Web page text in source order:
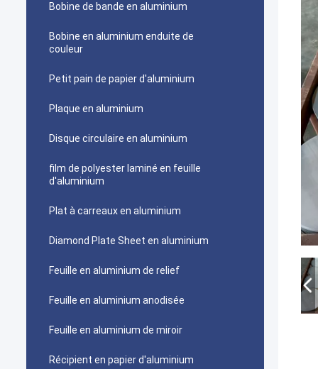
Bobine de bande en aluminium
Bobine en aluminium enduite de
couleur
Petit pain de papier d'aluminium
Plaque en aluminium
Disque circulaire en aluminium
film de polyester laminé en feuille
d'aluminium
Plat à carreaux en aluminium
Diamond Plate Sheet en aluminium
Feuille en aluminium de relief
Feuille en aluminium anodisée
Feuille en aluminium de miroir
Récipient en papier d'aluminium